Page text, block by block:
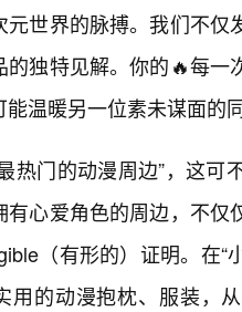
元世界的脉搏。我们不
的独特见解。你的🔥每
能温暖另一位素未谋面的
热门的动漫周边”，这
有心爱角色的周边，不
（有形的）证明。在“
用的动漫抱枕、服装，